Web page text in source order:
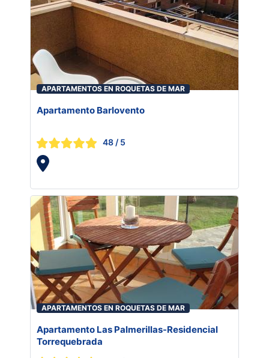
APARTAMENTOS EN ROQUETAS DE MAR
Apartamento Barlovento
48 / 5
APARTAMENTOS EN ROQUETAS DE MAR
Apartamento Las Palmerillas-Residencial
Torrequebrada